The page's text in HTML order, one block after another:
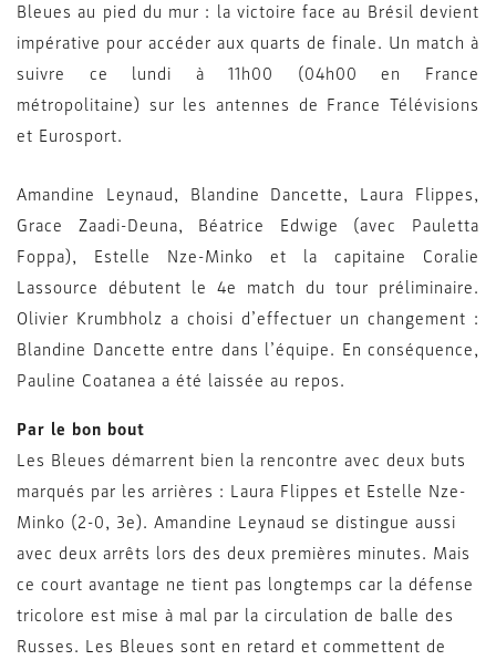
Bleues au pied du mur : la victoire face au Brésil devient
impérative pour accéder aux quarts de finale. Un match à
suivre ce lundi à 11h00 (04h00 en France
métropolitaine) sur les antennes de France Télévisions
et Eurosport.
Amandine Leynaud, Blandine Dancette, Laura Flippes,
Grace Zaadi-Deuna, Béatrice Edwige (avec Pauletta
Foppa), Estelle Nze-Minko et la capitaine Coralie
Lassource débutent le 4e match du tour préliminaire.
Olivier Krumbholz a choisi d’effectuer un changement :
Blandine Dancette entre dans l’équipe. En conséquence,
Pauline Coatanea a été laissée au repos.
Par le bon bout
Les Bleues démarrent bien la rencontre avec deux buts
marqués par les arrières : Laura Flippes et Estelle Nze-
Minko (2-0, 3e). Amandine Leynaud se distingue aussi
avec deux arrêts lors des deux premières minutes. Mais
ce court avantage ne tient pas longtemps car la défense
tricolore est mise à mal par la circulation de balle des
Russes. Les Bleues sont en retard et commettent de